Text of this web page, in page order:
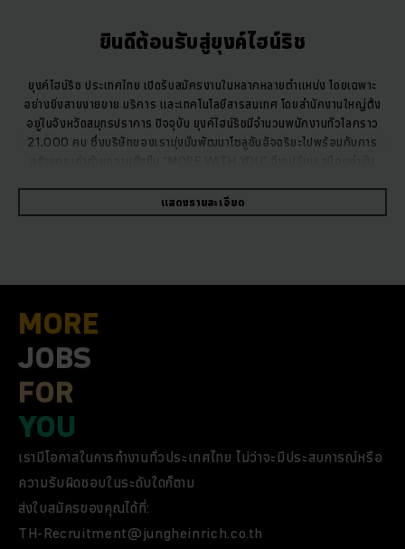
ยินดีต้อนรับสู่ยุงค์ไฮน์ริช
ยุงค์ไฮน์ริช ประเทศไทย เปิดรับสมัครงานในหลากหลายตำแหน่ง โดยเฉพาะ
อย่างยิ่งสายงายขาย บริการ และเทคโนโลยีสารสนเทศ โดยสำนักงานใหญ่ตั้ง
อยู่ในจังหวัดสมุทรปราการ ปัจจุบัน ยุงค์ไฮน์ริชมีจำนวนพนักงานทั่วโลกราว
21,000 คน ซึ่งบริษัทของเรามุ่งมั่นพัฒนาโซลูชันอัจฉริยะไปพร้อมกับการ
แนวคิดที่สร้างสรรค์ให้เป็นจริง
แสดงรายละเอียด
MORE
JOBS
FOR
YOU
เรามีโอกาสในการทำงานทั่วประเทศไทย ไม่ว่าจะมีประสบการณ์หรือ
ความรับผิดชอบในระดับใดก็ตาม
ส่งใบสมัครของคุณได้ที่:
TH-Recruitment@jungheinrich.co.th